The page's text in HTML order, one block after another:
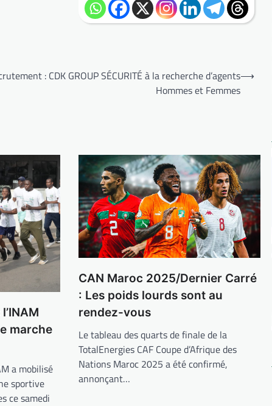
: CDK GROUP SÉCURITÉ à la recherche d’agents
Hommes et Femmes
⟶
marche
a mobilisé
sportive
ce samedi
CAN Maroc 2025/Dernier Carré
: Les poids lourds sont au
rendez-vous
Le tableau des quarts de finale de la
TotalEnergies CAF Coupe d’Afrique des
Nations Maroc 2025 a été confirmé,
annonçant…